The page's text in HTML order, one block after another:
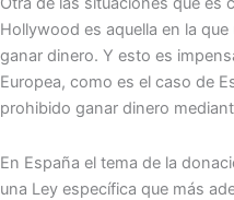
Hollywood es aquella en la
ganar dinero. Y esto es
Europea, como es el caso de
prohibido ganar dinero
En España el tema de la
una Ley específica que más